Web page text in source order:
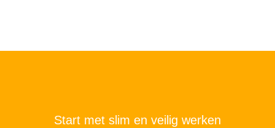
Start met slim en veilig werken